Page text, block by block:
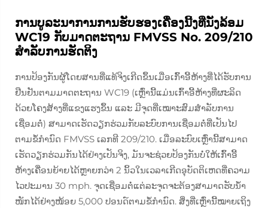
ການບູລະນາການການຮັບຮອງເຄື່ອງນີ້ງທີ່ນັ່ງລ້ອມ
WC19 ກັບມາດຕະຖານ FMVSS No. 209/210
ສຳລັບການຮັດຕິງ
ການປ້ອງກັນຜູ້ໂດຍສານທີ່ແທ້ຈິງເກີດຂຶ້ນເມື່ອເກົ້າອີ້ຫ້າງທີ່ໄດ້ຮັບການ
ຢືນຢັນຕາມມາດຕະຖານ WC19 (ເຫຼົ່ານີ້ແມ່ນເກົ້າອີ້ຫ້າງທີ່ຜະລິດ
ດ້ວຍໂຄງສ້າງທີ່ແຂງແຮງຂຶ້ນ ແລະ ມີຈຸດທີ່ເໝາະສົມສຳລັບການ
ເຊື່ອມຕໍ່) ສາມາດເຮັດວຽກຮ່ວມກັບລະບົບການເຊື່ອມຕໍ່ທີ່ເປັນໄປ
ຕາມຂໍ້ກຳນົດ FMVSS ເລກທີ 209/210. ເມື່ອລະບົບເຫຼົ່ານີ້ສາມາດ
ເຮັດວຽກຮ່ວມກັນໄດ້ຢ່າງເປັນຈິງ, ມັນຈະຊ່ວຍປ້ອງກັນບໍ່ໃຫ້ເກົ້າອີ້
ຫ້າງເຄື່ອນຍ້າຍໄດ້ຫຼາຍກວ່າ 2 ນິ້ວໃນເວລາເກີດອຸບັດຕິເຫດທີ່ຄວາມ
ໄວປະມານ 30 mph. ຈຸດເຊື່ອມຕໍ່ແຕ່ລະຈຸດຈະຕ້ອງສາມາດຮັບນ້ຳ
ໜັກໄດ້ຢ່າງໜ້ອຍ 5,000 ປອນດ໌ຕາມຂໍ້ກຳນົດ. ສິ່ງທີ່ເຫຼົ່ານີ້ໝາຍເຖິງ